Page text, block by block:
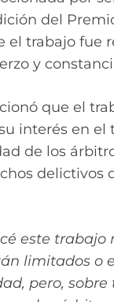
del
el trabajo fue
y
que el
interés en el
de los
delictivos
este trabajo
limitados o
pero, sobre